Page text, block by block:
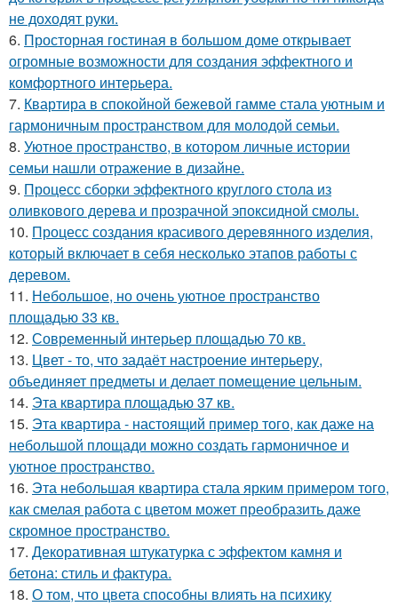
не доходят руки.
6. Просторная гостиная в большом доме открывает
огромные возможности для создания эффектного и
комфортного интерьера.
7. Квартира в спокойной бежевой гамме стала уютным и
гармоничным пространством для молодой семьи.
8. Уютное пространство, в котором личные истории
семьи нашли отражение в дизайне.
9. Процесс сборки эффектного круглого стола из
оливкового дерева и прозрачной эпоксидной смолы.
10. Процесс создания красивого деревянного изделия,
который включает в себя несколько этапов работы с
деревом.
11. Небольшое, но очень уютное пространство
площадью 33 кв.
12. Современный интерьер площадью 70 кв.
13. Цвет - то, что задаёт настроение интерьеру,
объединяет предметы и делает помещение цельным.
14. Эта квартира площадью 37 кв.
15. Эта квартира - настоящий пример того, как даже на
небольшой площади можно создать гармоничное и
уютное пространство.
16. Эта небольшая квартира стала ярким примером того,
как смелая работа с цветом может преобразить даже
скромное пространство.
17. Декоративная штукатурка с эффектом камня и
бетона: стиль и фактура.
18. О том, что цвета способны влиять на психику